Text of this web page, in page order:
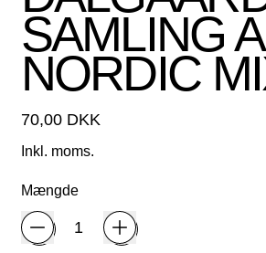
SAMLING
NORDIC
Normalpris
70,00 DKK
Inkl. moms.
Mængde